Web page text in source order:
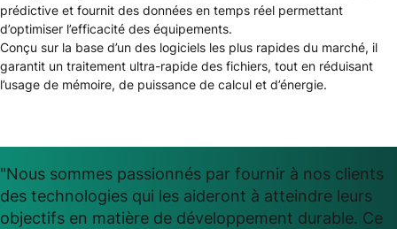
prédictive et fournit des données en temps réel permettant
d’optimiser l’efficacité des équipements.
Conçu sur la base d’un des logiciels les plus rapides du marché, il
garantit un traitement ultra-rapide des fichiers, tout en réduisant
l’usage de mémoire, de puissance de calcul et d’énergie.
"Nous sommes passionnés par fournir à nos clients
des technologies qui les aideront à atteindre leurs
objectifs en matière de développement durable. Ce